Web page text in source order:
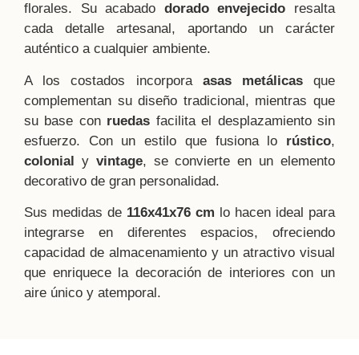
florales. Su acabado dorado envejecido resalta
cada detalle artesanal, aportando un carácter
auténtico a cualquier ambiente.
A los costados incorpora asas metálicasque
complementan su diseño tradicional, mientras que
su base con ruedas facilita el desplazamiento sin
esfuerzo. Con un estilo que fusiona lo rústico,
colonial y vintage, se convierte en un elemento
decorativo de gran personalidad.
Sus medidas de 116x41x76 cm lo hacen ideal para
integrarse en diferentes espacios, ofreciendo
capacidad de almacenamiento y un atractivo visual
que enriquece la decoración de interiores con un
aire único y atemporal.